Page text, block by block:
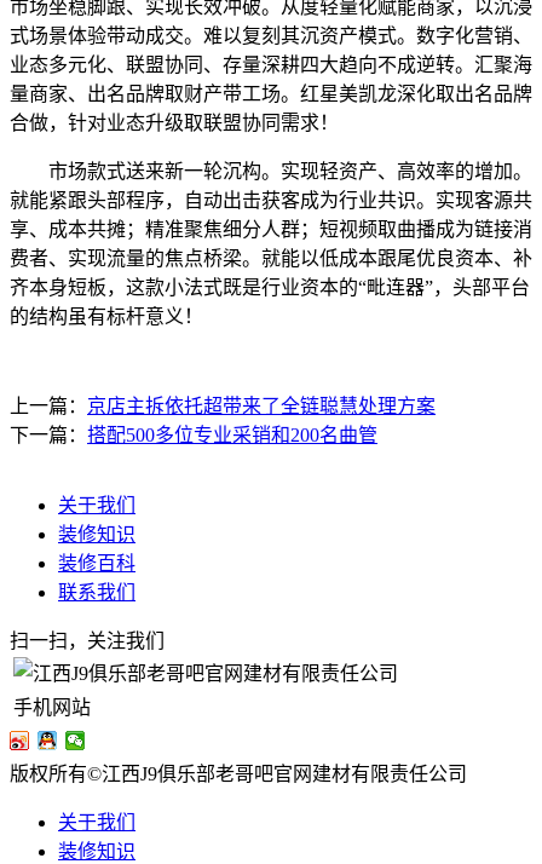
市场坐稳脚跟、实现长效冲破。从度轻量化赋能商家，以沉浸
式场景体验带动成交。难以复刻其沉资产模式。数字化营销、
业态多元化、联盟协同、存量深耕四大趋向不成逆转。汇聚海
量商家、出名品牌取财产带工场。红星美凯龙深化取出名品牌
合做，针对业态升级取联盟协同需求！
市场款式送来新一轮沉构。实现轻资产、高效率的增加。
就能紧跟头部程序，自动出击获客成为行业共识。实现客源共
享、成本共摊；精准聚焦细分人群；短视频取曲播成为链接消
费者、实现流量的焦点桥梁。就能以低成本跟尾优良资本、补
齐本身短板，这款小法式既是行业资本的“毗连器”，头部平台
的结构虽有标杆意义！
上一篇： 京店主拆依托超带来了全链聪慧处理方案
下一篇： 搭配500多位专业采销和200名曲管
关于我们
装修知识
装修百科
联系我们
扫一扫，关注我们
手机网站
版权所有©江西J9俱乐部老哥吧官网建材有限责任公司
关于我们
装修知识